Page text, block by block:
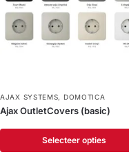
AJAX SYSTEMS, DOMOTICA
Ajax OutletCovers (basic)
Selecteer opties